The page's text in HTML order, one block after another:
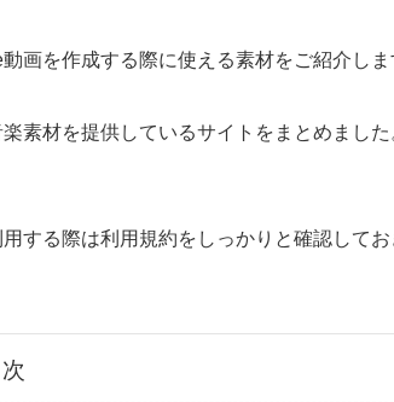
画を作成する際に使える素材をご紹介しま
素材を提供しているサイトをまとめまし
する際は利用規約をしっかりと確認してお